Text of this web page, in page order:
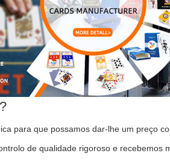
para que possamos dar-lhe um preço
de qualidade rigoroso e recebemos